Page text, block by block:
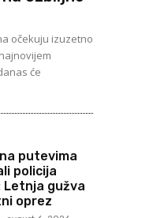
očekuju izuzetno
će
putevima
policija
Letnja gužva
oprez